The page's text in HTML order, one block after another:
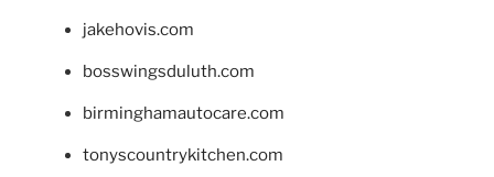
jakehovis.com
bosswingsduluth.com
birminghamautocare.com
tonyscountrykitchen.com